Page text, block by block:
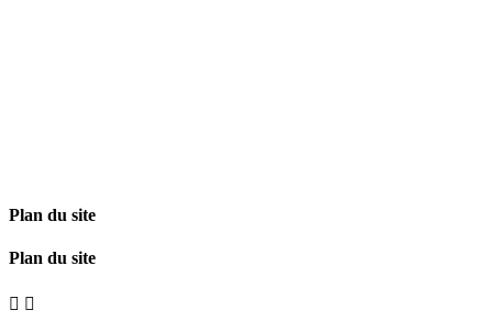
Plan du site
Plan du site
 